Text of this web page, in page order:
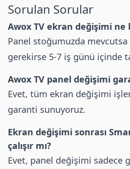
Sorulan Sorular
Awox TV ekran değişimi ne
Panel stoğumuzda
gerekirse 5-7 iş günü içinde
Awox TV panel değişimi
Evet, tüm ekran değişimi
garanti sunuyoruz.
Ekran değişimi sonrası
çalışır mı?
Evet, panel değişimi sadece